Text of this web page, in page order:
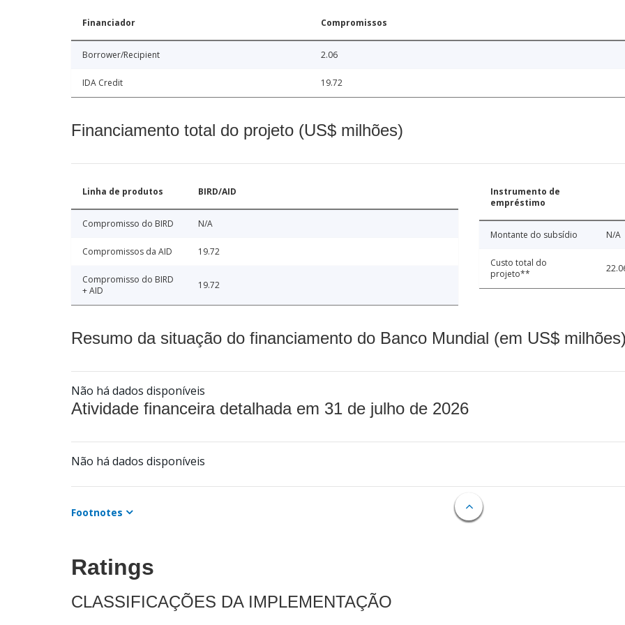
Financiador Compromissos
Borrower/Recipient 2.06
IDA Credit 19.72
Financiamento total do projeto (US$ milhões)
Linha de produtos BIRD/AID
Compromisso do BIRD N/A
Compromissos da AID 19.72
Compromisso do BIRD
+ AID
19.72
Instrumento de
empréstimo
Montante do subsídio N/A
Custo total do
projeto**
Resumo da situação do financiamento do Banco Mundial (em US$
Não há dados disponíveis
Atividade financeira detalhada em 31 de julho de 2026
Não há dados disponíveis
Footnotes
Ratings
CLASSIFICAÇÕES DA IMPLEMENTAÇÃO